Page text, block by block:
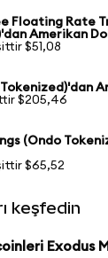
Floating Rate
Amerikan
$51,08
Tokenized)'dan
$205,46
(Ondo
$65,52
keşfedin
Exodus